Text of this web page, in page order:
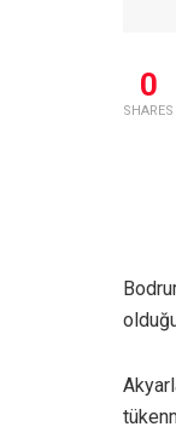
0
SHARES